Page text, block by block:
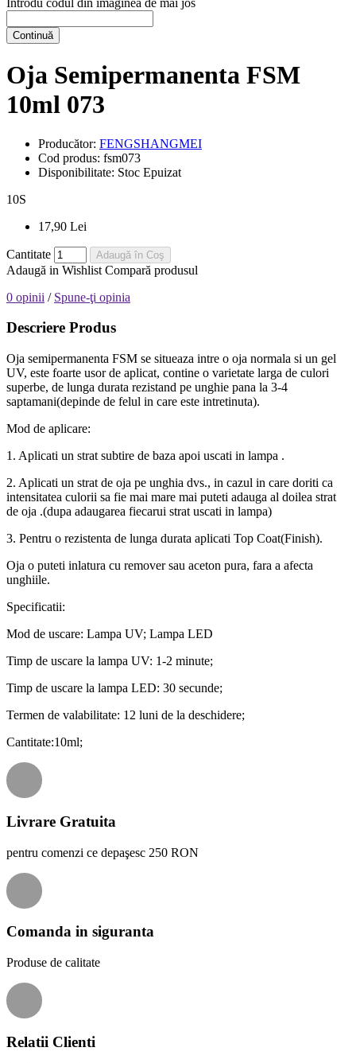
Continuă
Oja Semipermanenta FSM
10ml 073
Producător: FENGSHANGMEI
Cod produs: fsm073
Disponibilitate: Stoc Epuizat
10S
17,90 Lei
Cantitate Adaugă în Coş
Adaugă in Wishlist Compară produsul
0 opinii / Spune-ţi opinia
Descriere Produs
Oja semipermanenta FSM se situeaza intre o oja normala si un gel
UV, este foarte usor de aplicat, contine o varietate larga de culori
superbe, de lunga durata rezistand pe unghie pana la 3-4
saptamani(depinde de felul in care este intretinuta).
Mod de aplicare:
1. Aplicati un strat subtire de baza apoi uscati in lampa .
2. Aplicati un strat de oja pe unghia dvs., in cazul in care doriti ca
intensitatea culorii sa fie mai mare mai puteti adauga al doilea strat
de oja .(dupa adaugarea fiecarui strat uscati in lampa)
3. Pentru o rezistenta de lunga durata aplicati Top Coat(Finish).
Oja o puteti inlatura cu remover sau aceton pura, fara a afecta
unghiile.
Specificatii:
Mod de uscare: Lampa UV; Lampa LED
Timp de uscare la lampa UV: 1-2 minute;
Timp de uscare la lampa LED: 30 secunde;
Termen de valabilitate: 12 luni de la deschidere;
Cantitate:10ml;
Livrare Gratuita
pentru comenzi ce depaşesc 250 RON
Comanda in siguranta
Produse de calitate
Relatii Clienti